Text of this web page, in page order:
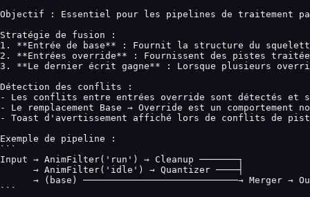
Objectif : Essentiel pour les pipelines de traitement
Stratégie de fusion :
1. **Entrée de base** : Fournit la structure du
2. **Entrées override** : Fournissent des pistes
3. **Le dernier écrit gagne** : Lorsque plusieurs
Détection des conflits :
- Les conflits entre entrées override sont détectés et
- Le remplacement Base → Override est un comportement
- Toast d'avertissement affiché lors de conflits de
Exemple de pipeline :
```
Input → AnimFilter('run') → Cleanup ───────┐
      → AnimFilter('idle') → Quantizer ────┤
→ (base) ────────────────────────────→ Merger →
```